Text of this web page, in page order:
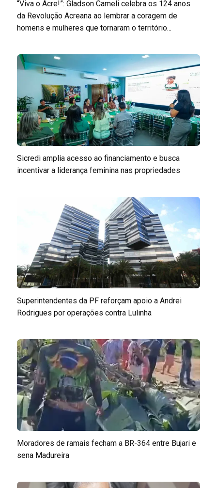
“Viva o Acre!”: Gladson Cameli celebra os 124 anos
da Revolução Acreana ao lembrar a coragem de
homens e mulheres que tornaram o território...
Sicredi amplia acesso ao financiamento e busca
incentivar a liderança feminina nas propriedades
Superintendentes da PF reforçam apoio a Andrei
Rodrigues por operações contra Lulinha
Moradores de ramais fecham a BR-364 entre Bujari e
sena Madureira